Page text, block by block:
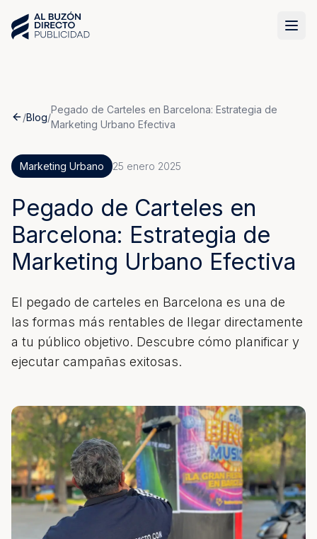
/Blog/
Pegado de Carteles en Barcelona: Estrategia de
Marketing Urbano Efectiva
Marketing Urbano 25 enero 2025
Pegado de Carteles en
Barcelona: Estrategia de
Marketing Urbano Efectiva
El pegado de carteles en Barcelona es una de
las formas más rentables de llegar directamente
a tu público objetivo. Descubre cómo planificar y
ejecutar campañas exitosas.